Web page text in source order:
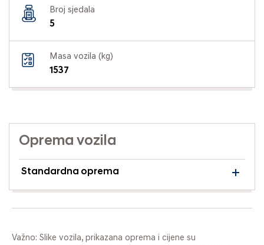
Broj sjedala
5
Masa vozila (kg)
1537
Oprema vozila
Standardna oprema
Važno: Slike vozila, prikazana oprema i cijene su